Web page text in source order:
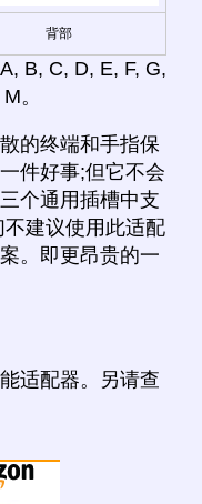
背部
B, C, D, E, F, G,
。
的终端和手指保
件好事;但它不会
个通用插槽中支
建议使用此适配
。即更昂贵的一
适配器。另请查